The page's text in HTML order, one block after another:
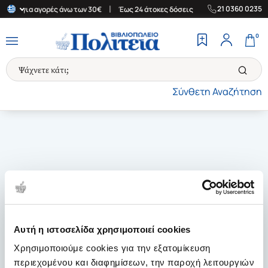
Αυτή η ιστοσελίδα χρησιμοποιεί cookies
Χρησιμοποιούμε cookies για την εξατομίκευση
περιεχομένου και διαφημίσεων, την παροχή λειτουργιών
για αγορές άνω των 30€ Έως 24 άτοκες δόσεις | Δωρεάν
21 0360 0235
Σύνθετη Αναζήτηση
0